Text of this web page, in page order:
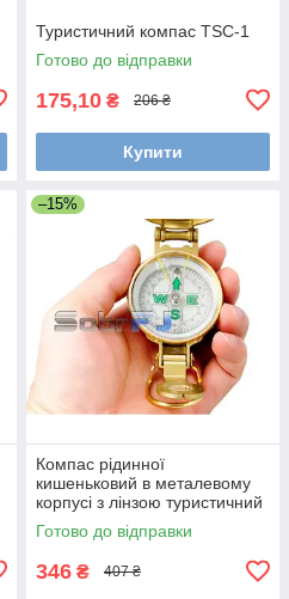
Туристичний компас TSC-1
Готово до відправки
175,10 ₴ 206 ₴
Купити
–15%
Компас рідинної
кишеньковий в металевому
корпусі з лінзою туристичний
для спортивного
орієнтування
Готово до відправки
346 ₴ 407 ₴